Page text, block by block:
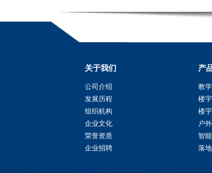
55寸落地式镜面广告机 安卓智
能镜面广告机红外人体感应多
媒体互动镜面触控
立式/落地式 有多种应用场景：客厅、卧室、
浴室、厨房、酒店、宾馆...
MORE+
浴
关于我们
公司介绍
发展历程
组织机构
企业文化
荣誉资质
企业招聘
产
教
楼
楼
户
智
落